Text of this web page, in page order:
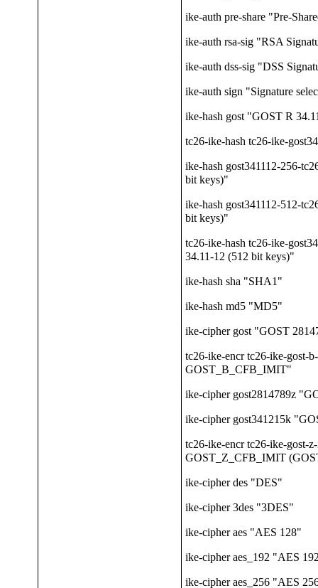
ike-auth pre-share "Pre-
ike-auth rsa-sig "RSA
ike-auth dss-sig "DSS
ike-auth sign "Signature
ike-hash gost "GOST R
tc26-ike-hash tc26-ike-
ike-hash gost341112-256-
bit keys)"
ike-hash gost341112-512-
bit keys)"
tc26-ike-hash tc26-ike-
34.11-12 (512 bit keys)"
ike-hash sha "SHA1"
ike-hash md5 "MD5"
ike-cipher gost "GOST
tc26-ike-encr tc26-ike-gost-
GOST_B_CFB_IMIT"
ike-cipher gost2814789z
ike-cipher gost341215k
tc26-ike-encr tc26-ike-gost-
GOST_Z_CFB_IMIT
ike-cipher des "DES"
ike-cipher 3des "3DES"
ike-cipher aes "AES 128"
ike-cipher aes_192 "AES
ike-cipher aes_256 "AES